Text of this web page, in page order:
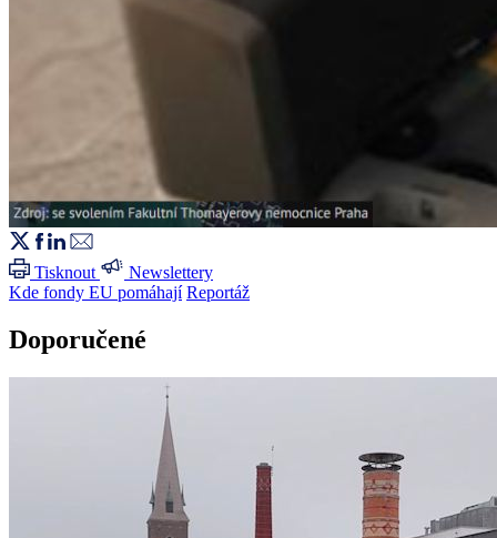
Tisknout
Newslettery
Kde fondy EU pomáhají Reportáž
Doporučené